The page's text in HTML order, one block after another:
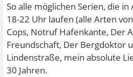
So alle möglichen Serien, die in
18-22 Uhr laufen (alle Arten
Cops, Notruf Hafenkante, Der
Freundschaft, Der Bergdoktor
Lindenstraße, mein absolute
30 Jahren.